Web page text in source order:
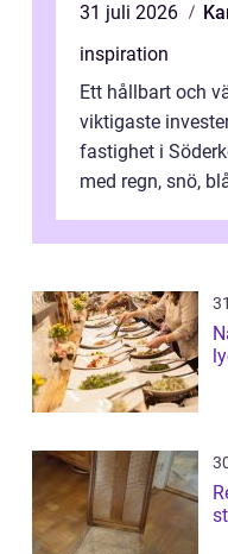
31 juli 2026
inspiration
Ett hållbart och
viktigaste
fastighet i
med regn, snö,